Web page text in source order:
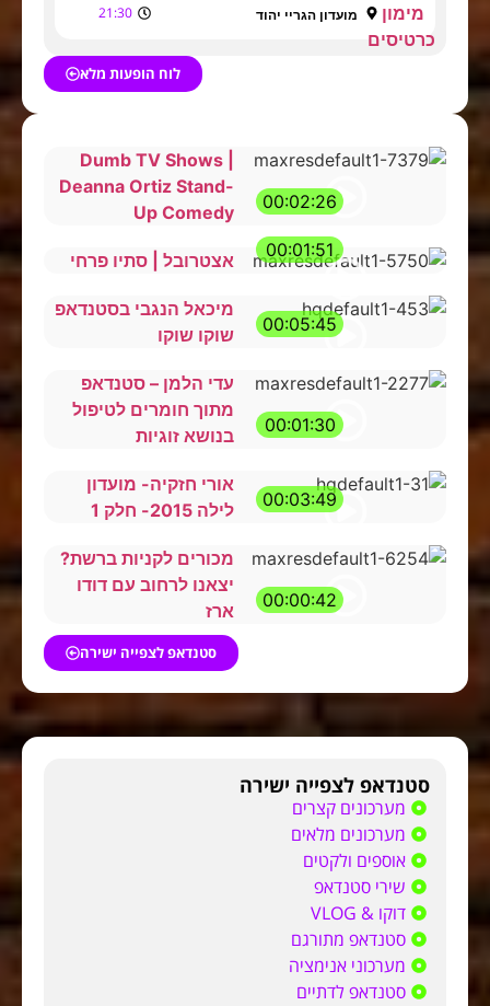
מועדון הגריי יהוד 21:30
לוח הופעות מלא
00:02:26
Dumb TV Shows |
Deanna Ortiz Stand-
Up Comedy
00:01:51
אצטרובל | סתיו פרחי
00:05:45
מיכאל הנגבי בסטנדאפ
שוקו שוקו
00:01:30
עדי הלמן – סטנדאפ
מתוך חומרים לטיפול
בנושא זוגיות
00:03:49
אורי חזקיה- מועדון
לילה 2015- חלק 1
00:00:42
מכורים לקניות ברשת?
יצאנו לרחוב עם דודו
ארז
סטנדאפ לצפייה ישירה
סטנדאפ לצפייה ישירה
מערכונים קצרים
מערכונים מלאים
אוספים ולקטים
שירי סטנדאפ
דוקו & VLOG
סטנדאפ מתורגם
מערכוני אנימציה
סטנדאפ לדתיים